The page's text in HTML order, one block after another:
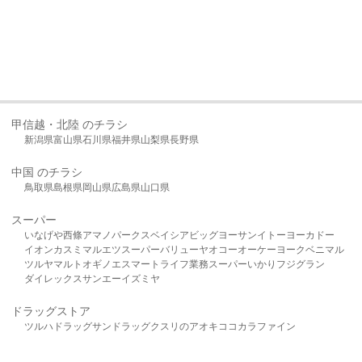
甲信越・北陸 のチラシ
新潟県富山県石川県福井県山梨県長野県
中国 のチラシ
鳥取県島根県岡山県広島県山口県
スーパー
いなげや西條アマノパークスベイシア ビッグヨーサンイトーヨーカドー
イオンカスミ マルエツスーパーバリューヤオコーオーケー ヨークベニマル
ツルヤマルト オギノ エスマート ライフ業務スーパーいかり フジグラン
ダイレックスサンエーイズミヤ
ドラッグストア
ツルハドラッグサンドラッグクスリのアオキ ココカラファイン